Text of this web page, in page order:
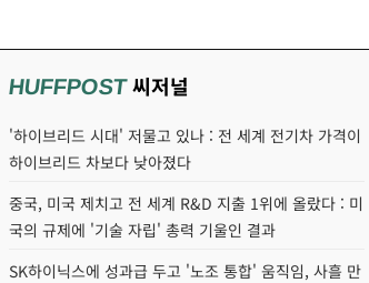
HUFFPOST씨저널
'하이브리드 시대' 저물고 있나 : 전 세계 전기차 가격이
하이브리드 차보다 낮아졌다
중국, 미국 제치고 전 세계 R&D 지출 1위에 올랐다 : 미
국의 규제에 '기술 자립' 총력 기울인 결과
SK하이닉스에 성과급 두고 '노조 통합' 움직임, 사흘 만